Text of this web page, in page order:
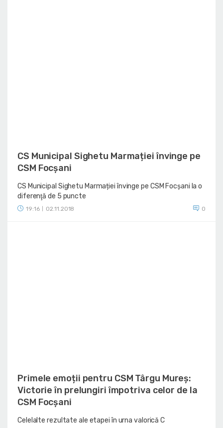
CS Municipal Sighetu Marmației învinge pe
CSM Focșani
CS Municipal Sighetu Marmației învinge pe CSM Focșani la o
diferenţă de 5 puncte
19:16 02.11.2018 0
Primele emoții pentru CSM Târgu Mureș:
Victorie în prelungiri împotriva celor de la
CSM Focșani
Celelalte rezultate ale etapei în urna valorică C